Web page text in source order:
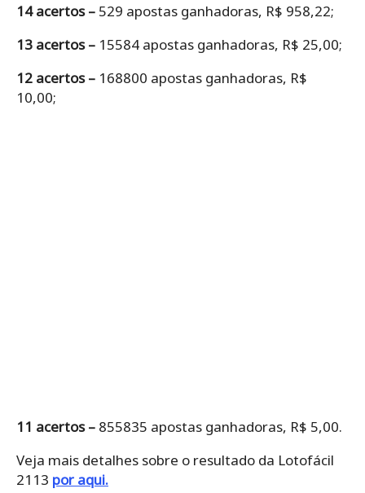
14 acertos – 529 apostas ganhadoras, R$ 958,22;
13 acertos – 15584 apostas ganhadoras, R$ 25,00;
12 acertos – 168800 apostas ganhadoras, R$
10,00;
11 acertos – 855835 apostas ganhadoras, R$ 5,00.
Veja mais detalhes sobre o resultado da Lotofácil
2113 por aqui.